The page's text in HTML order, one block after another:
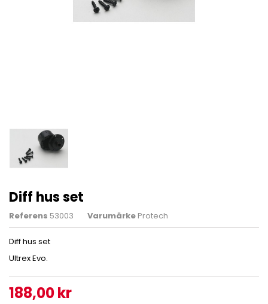
Diff hus set
Referens 53003 Varumärke Protech
Diff hus set
Ultrex Evo.
188,00 kr